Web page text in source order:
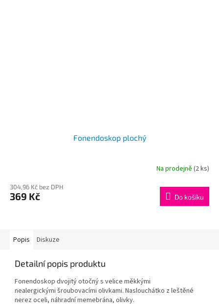
Fonendoskop plochý
Na prodejně (2 ks)
304,96 Kč bez DPH
369 Kč Do košíku
Popis Diskuze
Detailní popis produktu
Fonendoskop dvojitý otočný s velice měkkými
nealergickými šroubovacími olivkami. Naslouchátko z leštěné
nerez oceli, náhradní memebrána, olivky.